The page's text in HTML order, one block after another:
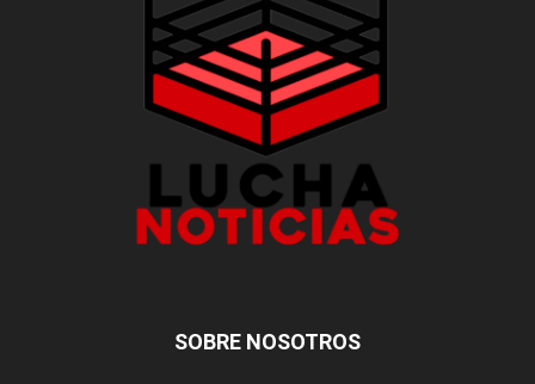
SOBRE NOSOTROS